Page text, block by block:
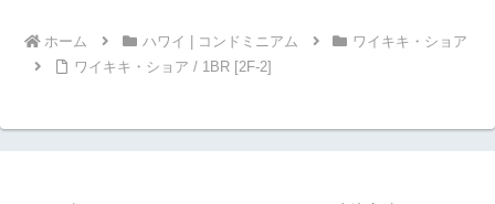
ホーム ハワイ | コンドミニアム
ワイキキ・ショア
ワイキキ・ショア / 1BR [2F-2]